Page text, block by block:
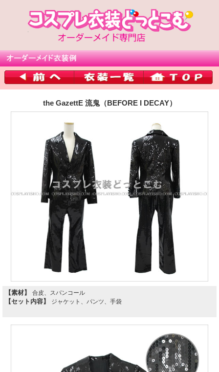
the GazettE 流鬼（BEFORE I DECAY）
【素材】 合皮、スパンコール
【セット内容】 ジャケット、パンツ、手袋